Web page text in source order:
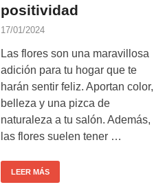
positividad
17/01/2024
Las flores son una maravillosa
adición para tu hogar que te
harán sentir feliz. Aportan color,
belleza y una pizca de
naturaleza a tu salón. Además,
las flores suelen tener …
LEER MÁS